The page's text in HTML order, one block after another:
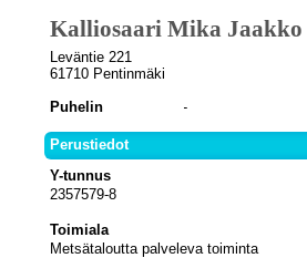
Kalliosaari Mika Jaakko
Leväntie 221
61710 Pentinmäki
Puhelin
Perustiedot
Y-tunnus
2357579-8
Toimiala
Metsätaloutta palveleva toiminta